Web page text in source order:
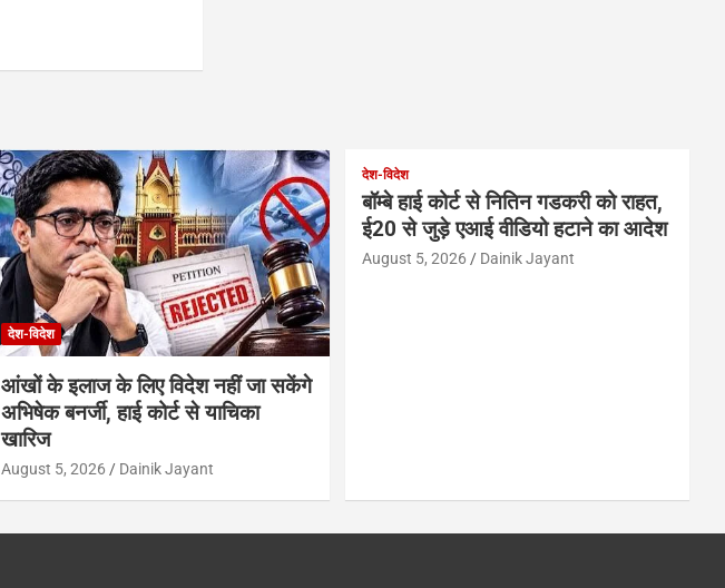
देश-विदेश
आंखों के इलाज के लिए विदेश नहीं जा सकेंगे
अभिषेक बनर्जी, हाई कोर्ट से याचिका
खारिज
August 5, 2026 Dainik Jayant
देश-विदेश
बॉम्बे हाई कोर्ट से नितिन गडकरी को राहत,
ई20 से जुड़े एआई वीडियो हटाने का आदेश
August 5, 2026 Dainik Jayant